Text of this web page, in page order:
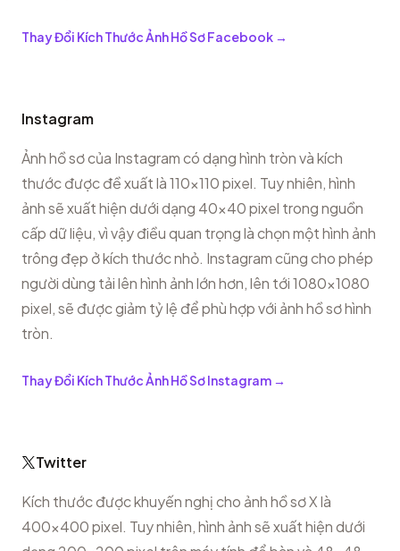
Thay Đổi Kích Thước Ảnh Hồ Sơ Facebook →
Instagram
Ảnh hồ sơ của Instagram có dạng hình tròn và kích
thước được đề xuất là 110x110 pixel. Tuy nhiên, hình
ảnh sẽ xuất hiện dưới dạng 40x40 pixel trong nguồn
cấp dữ liệu, vì vậy điều quan trọng là chọn một hình ảnh
trông đẹp ở kích thước nhỏ. Instagram cũng cho phép
người dùng tải lên hình ảnh lớn hơn, lên tới 1080x1080
pixel, sẽ được giảm tỷ lệ để phù hợp với ảnh hồ sơ hình
tròn.
Thay Đổi Kích Thước Ảnh Hồ Sơ Instagram →
Twitter
Kích thước được khuyến nghị cho ảnh hồ sơ X là
400x400 pixel. Tuy nhiên, hình ảnh sẽ xuất hiện dưới